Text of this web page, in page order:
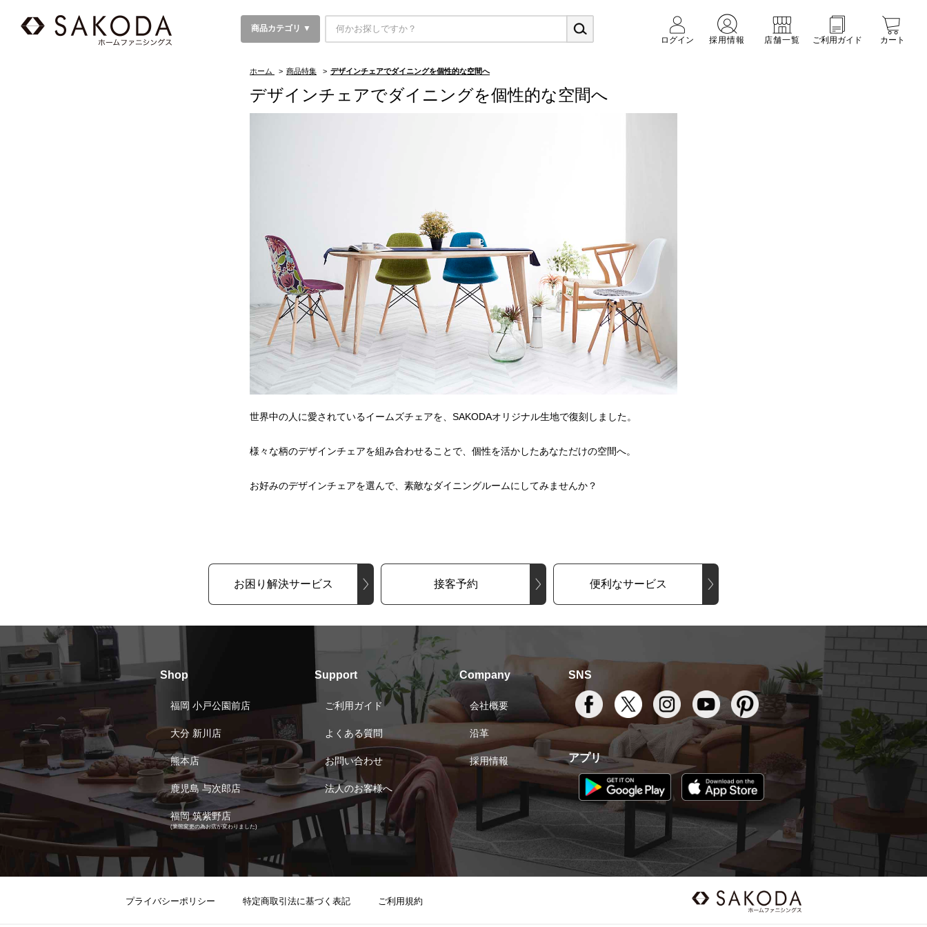
商品カテゴリ ▼
ログイン
採用情報 店舗一覧 ご利用ガイド カート
ホーム > 商品特集 > デザインチェアでダイニングを個性的な空間へ
デザインチェアでダイニングを個性的な空間へ
世界中の人に愛されているイームズチェアを、SAKODAオリジナル生地で復刻しました。
様々な柄のデザインチェアを組み合わせることで、個性を活かしたあなただけの空間へ。
お好みのデザインチェアを選んで、素敵なダイニングルームにしてみませんか？
お困り解決サービス 接客予約 便利なサービス
Shop
福岡 小戸公園前店
大分 新川店
熊本店
鹿児島 与次郎店
福岡 筑紫野店
(業態変更の為お店が変わりました)
Support
ご利用ガイド
よくある質問
お問い合わせ
法人のお客様へ
Company
会社概要
沿革
採用情報
SNS
アプリ
プライバシーポリシー 特定商取引法に基づく表記 ご利用規約